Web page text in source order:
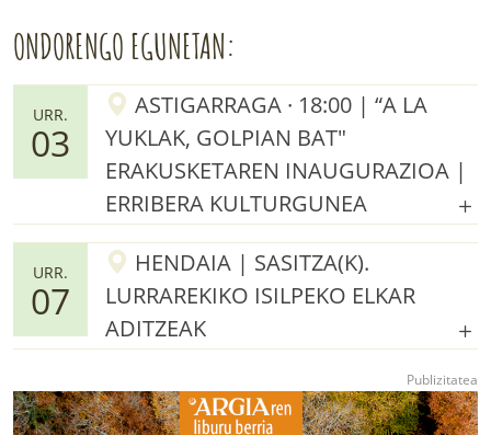
ONDORENGO EGUNETAN:
URR.
03
ASTIGARRAGA · 18:00 | “A LA
YUKLAK, GOLPIAN BAT"
ERAKUSKETAREN INAUGURAZIOA |
ERRIBERA KULTURGUNEA
URR.
07
HENDAIA | SASITZA(K).
LURRAREKIKO ISILPEKO ELKAR
ADITZEAK